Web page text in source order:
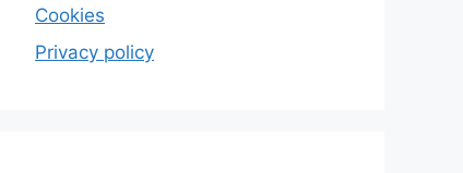
Cookies
Privacy policy